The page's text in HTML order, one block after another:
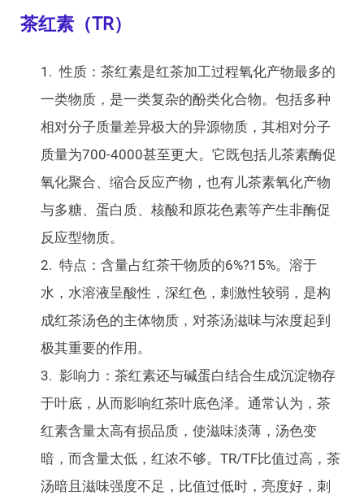
茶红素（TR）
性质：茶红素是红茶加工过程氧化产物最多的
一类物质，是一类复杂的酚类化合物。包括多种
相对分子质量差异极大的异源物质，其相对分子
质量为700-4000甚至更大。它既包括儿茶素酶促
氧化聚合、缩合反应产物，也有儿茶素氧化产物
与多糖、蛋白质、核酸和原花色素等产生非酶促
反应型物质。
特点：含量占红茶干物质的6%?15%。溶于
水，水溶液呈酸性，深红色，刺激性较弱，是构
成红茶汤色的主体物质，对茶汤滋味与浓度起到
极其重要的作用。
影响力：茶红素还与碱蛋白结合生成沉淀物存
于叶底，从而影响红茶叶底色泽。通常认为，茶
红素含量太高有损品质，使滋味淡薄，汤色变
暗，而含量太低，红浓不够。TR/TF比值过高，茶
汤暗且滋味强度不足，比值过低时，亮度好，刺